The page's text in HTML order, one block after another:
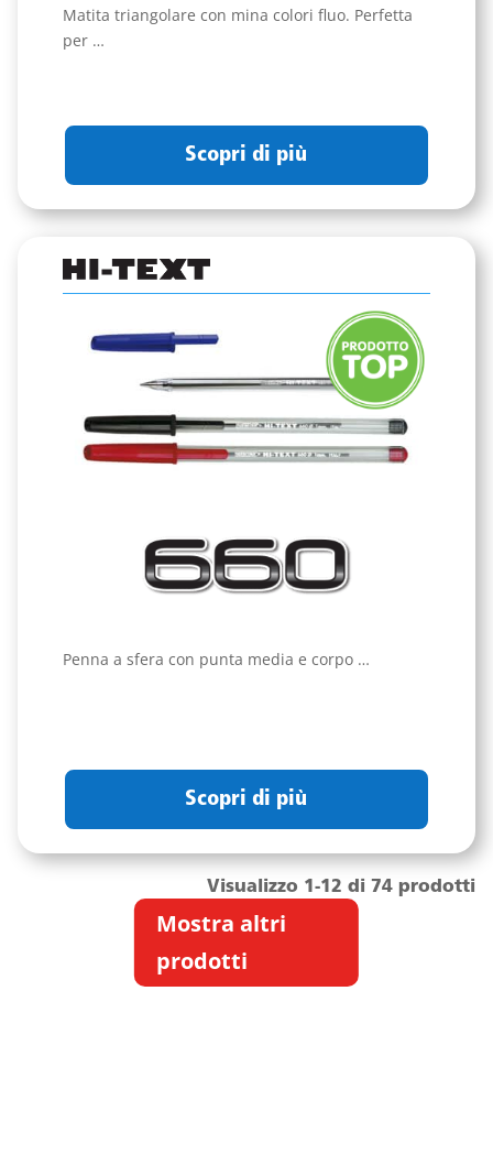
Matita triangolare con mina colori fluo. Perfetta
per …
Scopri di più
Penna a sfera con punta media e corpo …
Scopri di più
Visualizzo 1-12 di 74 prodotti
Mostra altri
prodotti